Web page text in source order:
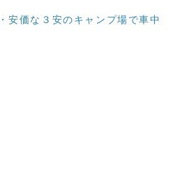
安価な３安のキャンプ場で車中